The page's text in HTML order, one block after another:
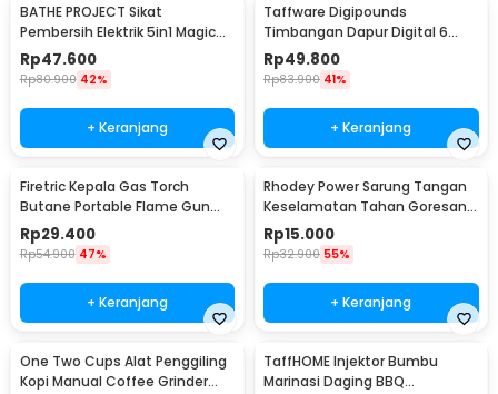
BATHE PROJECT Sikat
Pembersih Elektrik 5in1 Magic
Brush Rechargeable - WQ8110
Rp47.600
Rp80.900 42%
+ Keranjang
Taffware Digipounds
Timbangan Dapur Digital 6
Satuan 1kg 0.1g - i2000
Rp49.800
Rp83.900 41%
+ Keranjang
Firetric Kepala Gas Torch
Butane Portable Flame Gun
Adjustable - 807
Rp29.400
Rp54.900 47%
+ Keranjang
Rhodey Power Sarung Tangan
Keselamatan Tahan Goresan
Pisau - EN388
Rp15.000
Rp32.900 55%
+ Keranjang
One Two Cups Alat Penggiling
Kopi Manual Coffee Grinder
TaffHOME Injektor Bumbu
Marinasi Daging BBQ